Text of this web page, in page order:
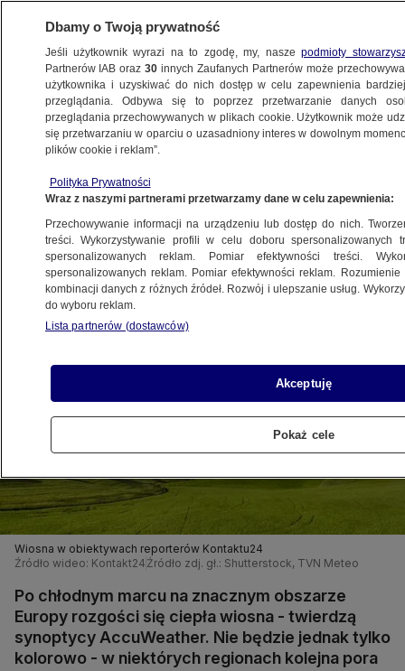
METEO
NAJNOWSZE
Jaka pogoda czeka Polskę?
22.02.2018, 18:19
Udostępnij
Wiosna w obiektywach reporterów Kontaktu24
Źródło wideo: Kontakt24 Źródło zdj. gł.: Shutterstock, TVN Meteo
Po chłodnym marcu na znacznym obszarze
Europy rozgości się ciepła wiosna - twierdzą
synoptycy AccuWeather. Nie będzie jednak tylko
kolorowo - w niektórych regionach kolejna pora
Dbamy o Twoją prywatność
Jeśli użytkownik wyrazi na to zgodę, my, naszepodmioty
Partnerów IAB oraz30 innych Zaufanych Partnerów może
użytkownika i uzyskiwać do nich dostęp w celu zapewnienia
przeglądania. Odbywa się to poprzez przetwarzanie danych
przeglądania przechowywanych w plikach cookie. Użytkownik może
się przetwarzaniu w oparciu o uzasadniony interes w dowolnym
plików cookie i reklam”.
Polityka Prywatności
Wraz z naszymi partnerami przetwarzamy dane w celu zapewnienia:
Przechowywanie informacji na urządzeniu lub dostęp do nich.
treści. Wykorzystywanie profili w celu doboru spersonalizowanych
spersonalizowanych reklam. Pomiar efektywności treści.
spersonalizowanych reklam. Pomiar efektywności reklam.
kombinacji danych z różnych źródeł. Rozwój i ulepszanie usług.
do wyboru reklam.
Lista partnerów (dostawców)
Akceptuję
Pokaż cele